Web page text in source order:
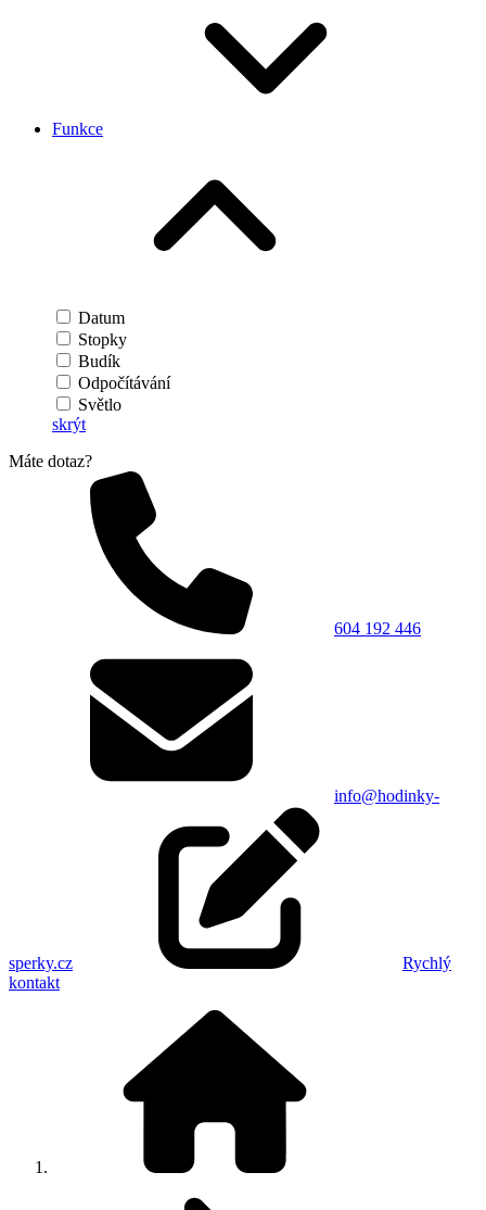
Funkce
Datum
Stopky
Budík
Odpočítávání
Světlo
skrýt
Máte dotaz?
604 192 446
info@hodinky-
sperky.cz
Rychlý
kontakt